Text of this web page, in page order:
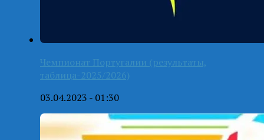
Чемпионат Португалии (результаты,
таблица-2025/2026)
03.04.2023 - 01:30